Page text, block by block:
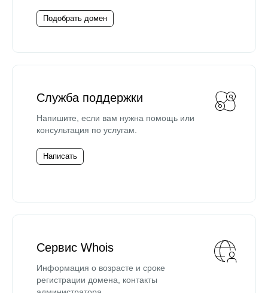
Подобрать домен
Служба поддержки
Напишите, если вам нужна помощь или
консультация по услугам.
Написать
Сервис Whois
Информация о возрасте и сроке
регистрации домена, контакты